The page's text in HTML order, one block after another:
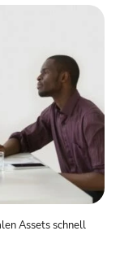
Assets schnell